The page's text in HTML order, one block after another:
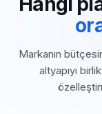
Markanın
altyapıyı